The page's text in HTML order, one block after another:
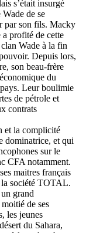
s’était insurgé
de se
par son fils. Macky
profité de cette
Wade à la fin
Depuis lors,
son beau-frère
du
Leur boulimie
de pétrole et
contrats
et la complicité
dominatrice, et qui
sur le
CFA notamment.
maitres français
la société TOTAL.
grand
de ses
les jeunes
du Sahara,